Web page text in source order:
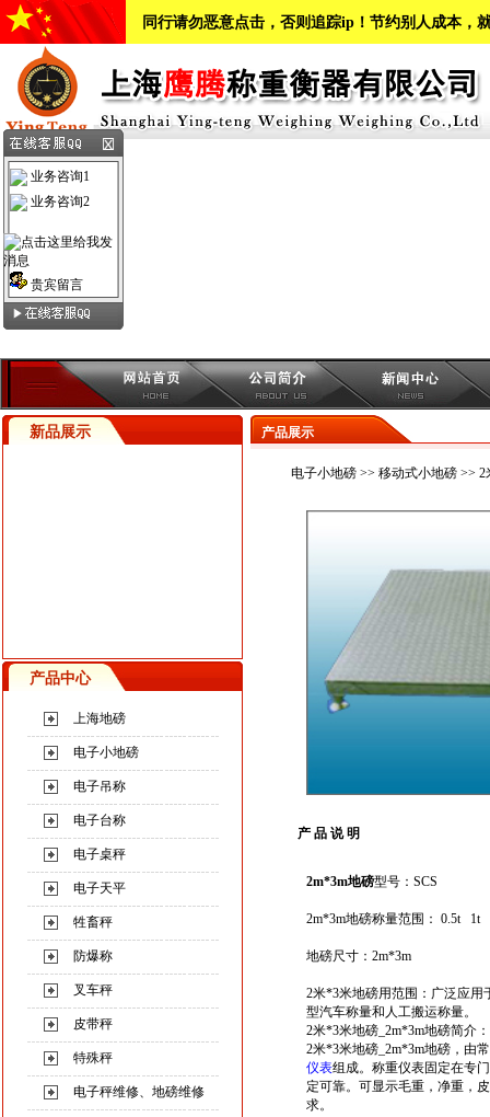
同行请勿恶意点击，否则追踪ip！节约别人成本，
新品展示
产品中心
上海地磅
电子小地磅
电子吊称
电子台称
电子桌秤
电子天平
牲畜秤
防爆称
叉车秤
皮带秤
特殊秤
电子秤维修、地磅维修
产品展示
电子小地磅>> 移动式小地磅>> 2
产 品 说 明
2m*3m地磅型号：SCS
2m*3m地磅称量范围： 0.5t
地磅尺寸：2m*3m
2米*3米地磅用范围：广泛应用
型汽车称量和人工搬运称量。
2米*3米地磅 _2m*3m地磅简介：
2米*3米地磅 _2m*3m地磅 ，由
仪表组成。称重仪表固定在专
定可靠。可显示毛重，净重，
求。
业务咨询1
业务咨询2
贵宾留言